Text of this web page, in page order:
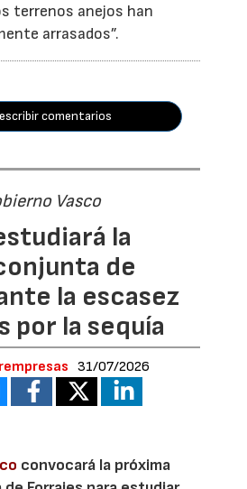
terrenos anejos han
arrasados”.
comentarios
Vasco
la
de
la escasez
por la sequía
31/07/2026
convocará la próxima